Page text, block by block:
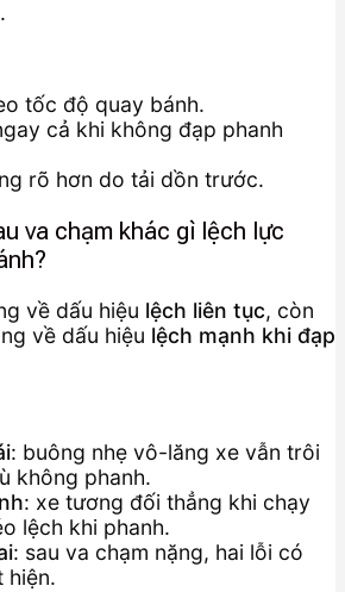
tốc độ quay bánh.
cả khi không đạp phanh
rõ hơn do tải dồn trước.
va chạm khác gì lệch lực
về dấu hiệu lệch liên tục, còn
về dấu hiệu lệch mạnh khi đạp
: buông nhẹ vô-lăng xe vẫn trôi
không phanh.
: xe tương đối thẳng khi chạy
lệch khi phanh.
: sau va chạm nặng, hai lỗi có
hiện.